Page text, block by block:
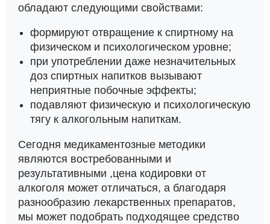
обладают следующими свойствами:
формируют отвращение к спиртному на
физическом и психологическом уровне;
при употреблении даже незначительных
доз спиртных напитков вызывают
неприятные побочные эффекты;
подавляют физическую и психологическую
тягу к алкогольным напиткам.
Сегодня медикаментозные методики
являются востребованными и
результативными ,цена кодировки от
алкоголя может отличаться, а благодаря
разнообразию лекарственных препаратов,
мы может подобрать подходящее средство